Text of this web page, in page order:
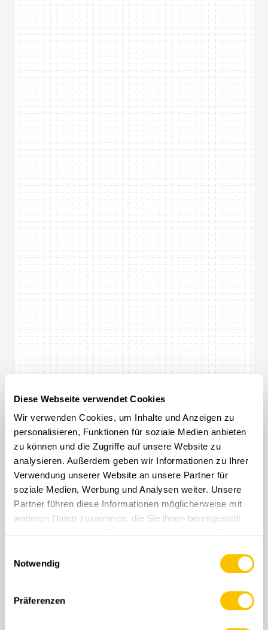
Diese Webseite verwendet Cookies
Wir verwenden Cookies, um Inhalte und Anzeigen zu
personalisieren, Funktionen für soziale Medien anbieten
zu können und die Zugriffe auf unsere Website zu
analysieren. Außerdem geben wir Informationen zu Ihrer
Verwendung unserer Website an unsere Partner für
soziale Medien, Werbung und Analysen weiter. Unsere
Partner führen diese Informationen möglicherweise mit
weiteren Daten zusammen, die Sie ihnen bereitgestellt
Notwendig
Präferenzen